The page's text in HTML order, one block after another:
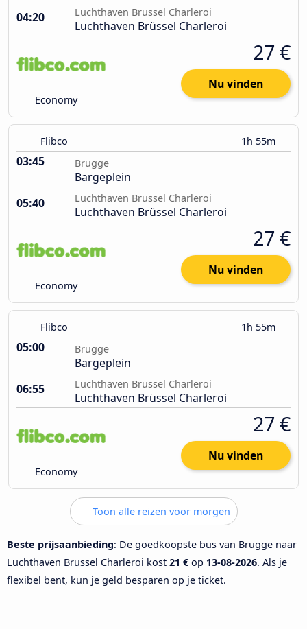
04:20
Luchthaven Brussel Charleroi
Luchthaven Brüssel Charleroi
Economy
27 €
Nu vinden
Flibco 1h 55m
03:45 Brugge
Bargeplein
05:40
Luchthaven Brussel Charleroi
Luchthaven Brüssel Charleroi
Economy
27 €
Nu vinden
Flibco 1h 55m
05:00 Brugge
Bargeplein
06:55
Luchthaven Brussel Charleroi
Luchthaven Brüssel Charleroi
Economy
27 €
Nu vinden
Toon alle reizen voor morgen
Beste prijsaanbieding: De goedkoopste bus van Brugge naar
Luchthaven Brussel Charleroi kost 21 € op 13-08-2026. Als je
flexibel bent, kun je geld besparen op je ticket.